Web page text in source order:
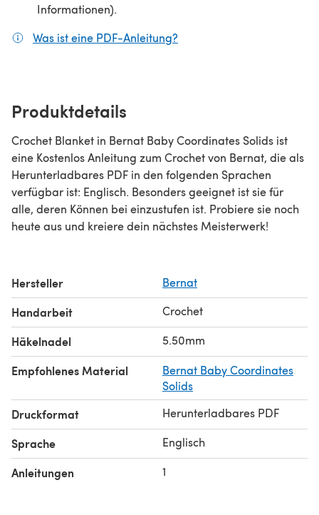
Informationen).
Was ist eine PDF-Anleitung?
Produktdetails
Crochet Blanket in Bernat Baby Coordinates Solids ist
eine Kostenlos Anleitung zum Crochet von Bernat, die als
Herunterladbares PDF in den folgenden Sprachen
verfügbar ist: Englisch. Besonders geeignet ist sie für
alle, deren Können bei einzustufen ist. Probiere sie noch
heute aus und kreiere dein nächstes Meisterwerk!
Hersteller Bernat
Handarbeit Crochet
Häkelnadel 5.50mm
Empfohlenes Material
Bernat Baby Coordinates
Solids
Druckformat Herunterladbares PDF
Sprache Englisch
Anleitungen 1